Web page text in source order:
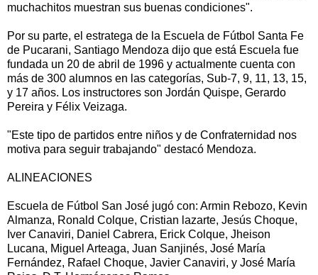
muchachitos muestran sus buenas condiciones".
Por su parte, el estratega de la Escuela de Fútbol Santa Fe
de Pucarani, Santiago Mendoza dijo que está Escuela fue
fundada un 20 de abril de 1996 y actualmente cuenta con
más de 300 alumnos en las categorías, Sub-7, 9, 11, 13, 15,
y 17 años. Los instructores son Jordán Quispe, Gerardo
Pereira y Félix Veizaga.
"Este tipo de partidos entre niños y de Confraternidad nos
motiva para seguir trabajando" destacó Mendoza.
ALINEACIONES
Escuela de Fútbol San José jugó con: Armin Rebozo, Kevin
Almanza, Ronald Colque, Cristian lazarte, Jesús Choque,
Iver Canaviri, Daniel Cabrera, Erick Colque, Jheison
Lucana, Miguel Arteaga, Juan Sanjinés, José María
Fernández, Rafael Choque, Javier Canaviri, y José María